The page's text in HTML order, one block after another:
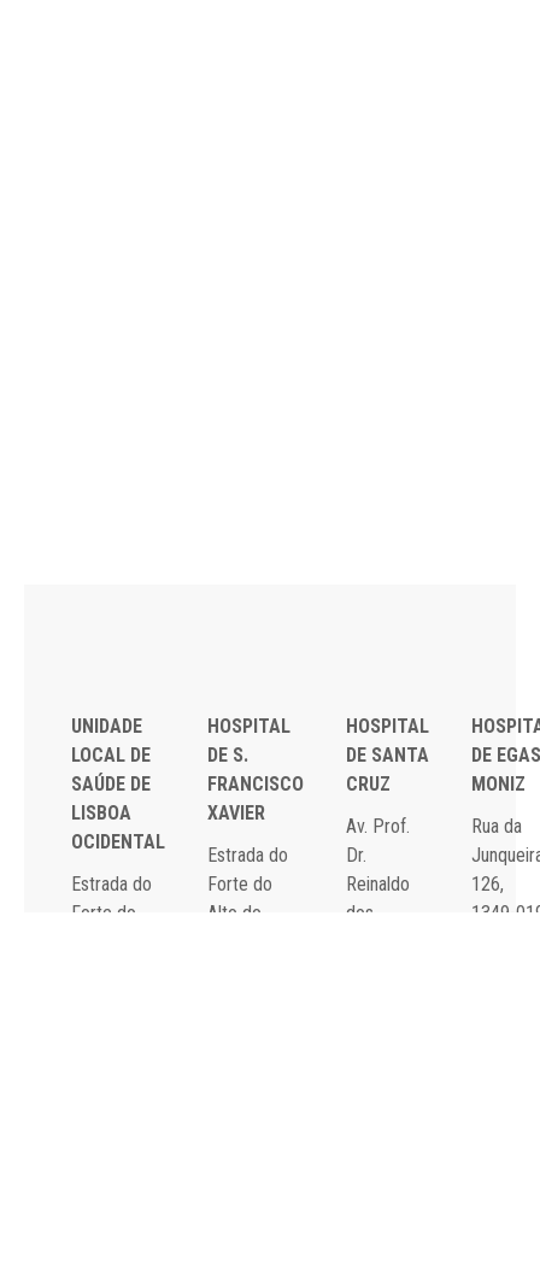
UNIDADE
LOCAL DE
SAÚDE DE
LISBOA
OCIDENTAL
Estrada do
Forte do
HOSPITAL
DE S.
FRANCISCO
XAVIER
Estrada do
Forte do
Alto do
HOSPITAL
DE SANTA
CRUZ
Av. Prof.
Dr.
Reinaldo
dos
DE EGAS
MONIZ
Rua da
126,
1349-